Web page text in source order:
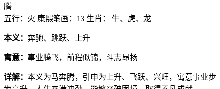
腾
五行：火 康熙笔画：13 生肖： 牛、虎、龙
本义： 奔驰、跳跃、上升
寓意： 事业腾飞，前程似锦，斗志昂扬
详解： 本义为马奔腾，引申为上升、飞跃、兴旺，寓意事业步